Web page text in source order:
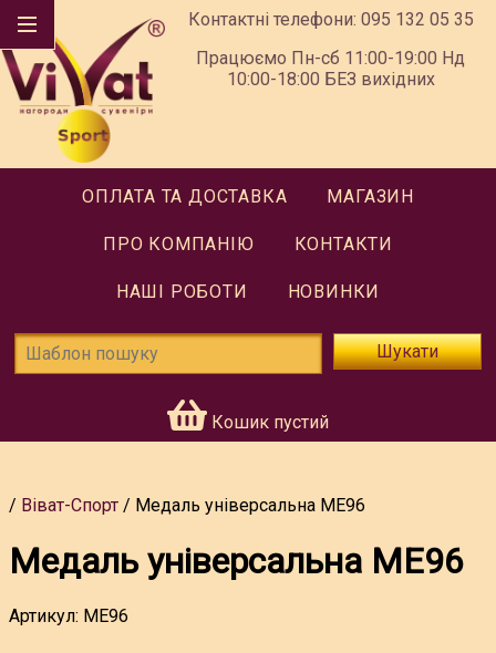
Контактні телефони: 095 132 05 35
Працюємо Пн-сб 11:00-19:00 Нд
10:00-18:00 БЕЗ вихідних
ОПЛАТА ТА ДОСТАВКА МАГАЗИН
ПРО КОМПАНІЮ КОНТАКТИ
НАШІ РОБОТИ НОВИНКИ
Шукати
Кошик пустий
Віват-Спорт Медаль універсальна ME96
Медаль універсальна ME96
Артикул: ME96